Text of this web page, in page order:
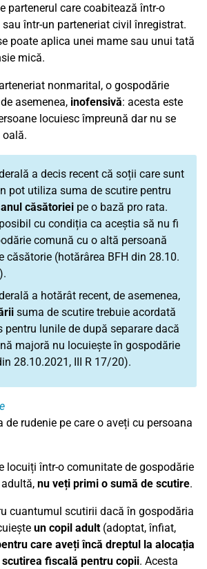
partenerul care coabitează într-o
într-un parteneriat civil înregistrat.
poate aplica unei mame sau unui tată
mică.
nonmarital, o gospodărie
asemenea, inofensivă: acesta este
locuiesc împreună dar nu se
a decis recent că soții care sunt
pot utiliza suma de scutire pentru
căsătoriei pe o bază pro rata.
cu condiția ca aceștia să nu fi
comună cu o altă persoană
căsătorie (hotărârea BFH din 28.10.
a hotărât recent, de asemenea,
suma de scutire trebuie acordată
pentru lunile de după separare dacă
majoră nu locuiește în gospodărie
28.10.2021, III R 17/20).
de rudenie pe care o aveți cu persoana
locuiți într-o comunitate de gospodărie
nu veți primi o sumă de scutire.
cuantumul scutirii dacă în gospodăria
un copil adult(adoptat, înfiat,
care aveți încă dreptul la alocația
fiscală pentru copii. Acesta